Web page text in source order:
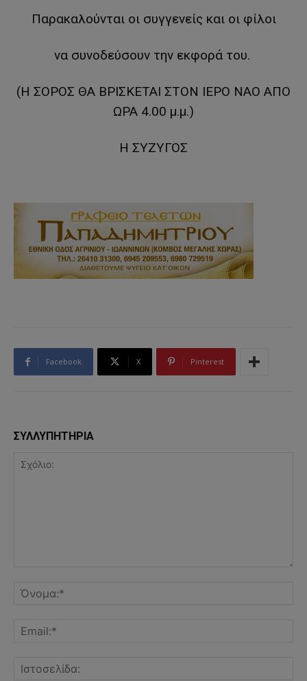
Παρακαλούνται οι συγγενείς και οι φίλοι
να συνοδεύσουν την εκφορά του.
(Η ΣΟΡΟΣ ΘΑ ΒΡΙΣΚΕΤΑΙ ΣΤΟΝ ΙΕΡΟ ΝΑΟ ΑΠΟ
ΩΡΑ 4.00 μ.μ.)
Η ΣΥΖΥΓΟΣ
Facebook X Pinterest
ΣΥΛΛΥΠΗΤΗΡΙΑ